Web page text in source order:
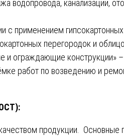
водопровода, канализации,
с применением
перегородок и
и ограждающие конструкции» –
работ по возведению и
продукции. Основные